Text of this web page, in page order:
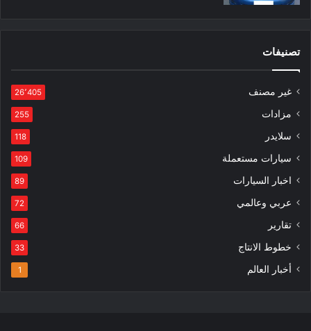
تصنيفات
غير مصنف 26٬405
مزادات 255
سلايدر 118
سيارات مستعملة 109
اخبار السيارات 89
عربي وعالمي 72
تقارير 66
خطوط الانتاج 33
أخبار العالم 1